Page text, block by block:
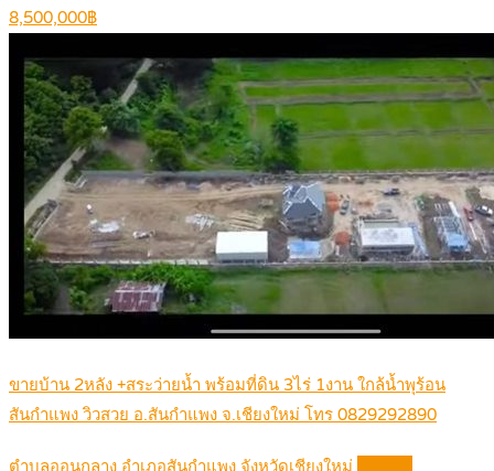
8,500,000฿
ขายบ้าน 2หลัง +สระว่ายน้ำ พร้อมที่ดิน 3ไร่ 1งาน ใกล้น้ำพุร้อน
สันกำแพง วิวสวย อ.สันกำแพง จ.เชียงใหม่ โทร 0829292890
ตำบลออนกลาง อำเภอสันกำแพง จังหวัดเชียงใหม่